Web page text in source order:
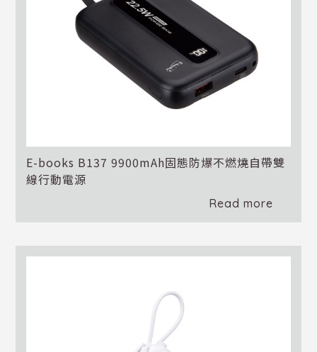
E-books B137 9900mAh固態防爆不燃燒自帶雙
線行動電源
Read more